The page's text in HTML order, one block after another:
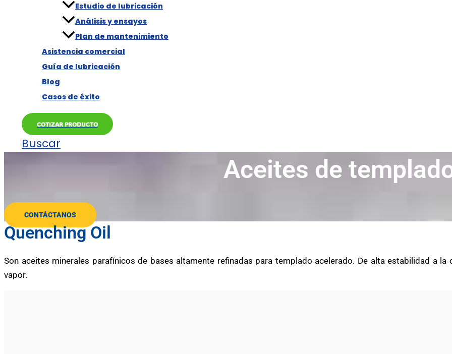
Estudio de lubricación
Análisis y ensayos
Plan de mantenimiento
Asistencia comercial
Guía de lubricación
Blog
Casos de éxito
COTIZAR PRODUCTO
Buscar
Aceites de
CONTÁCTANOS
Quenching Oil
Son aceites minerales parafínicos de bases altamente refinadas para templado acelerado. De alta estabilidad a
vapor.